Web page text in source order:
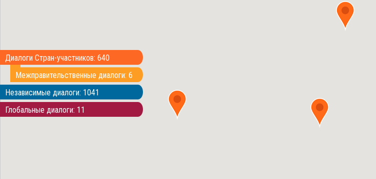
Диалоги Стран-участников: 640
Межправительственные диалоги: 6
Независимые диалоги: 1041
Глобальные диалоги: 11